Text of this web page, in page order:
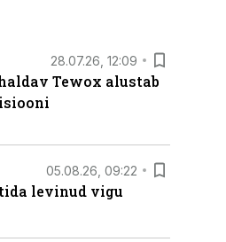
28.07.26, 12:09
Tewox alustab
05.08.26, 09:22
levinud vigu